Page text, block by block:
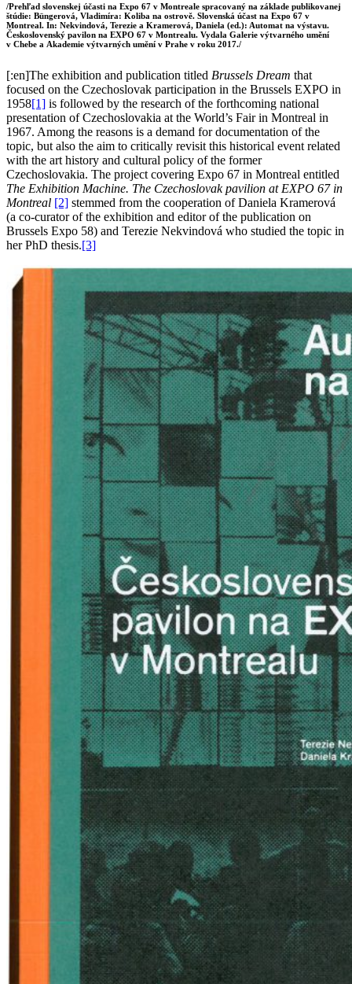
/Prehľad slovenskej účasti na Expo 67 v Montreale spracovaný na základe publikovanej
štúdie: Büngerová, Vladimíra: Koliba na ostrově. Slovenská účast na Expo 67 v
Montreal. In: Nekvindová, Terezie a Kramerová, Daniela (ed.): Automat na výstavu.
Československý pavilon na EXPO 67 v Montrealu. Vydala Galerie výtvarného umění
v Chebe a Akademie výtvarných umění v Prahe v roku 2017./
[:en]The exhibition and publication titled Brussels Dream that
focused on the Czechoslovak participation in the Brussels EXPO in
1958[1] is followed by the research of the forthcoming national
presentation of Czechoslovakia at the World’s Fair in Montreal in
1967. Among the reasons is a demand for documentation of the
topic, but also the aim to critically revisit this historical event related
with the art history and cultural policy of the former
Czechoslovakia. The project covering Expo 67 in Montreal entitled
The Exhibition Machine. The Czechoslovak pavilion at EXPO 67 in
Montreal [2] stemmed from the cooperation of Daniela Kramerová
(a co-curator of the exhibition and editor of the publication on
Brussels Expo 58) and Terezie Nekvindová who studied the topic in
her PhD thesis.[3]